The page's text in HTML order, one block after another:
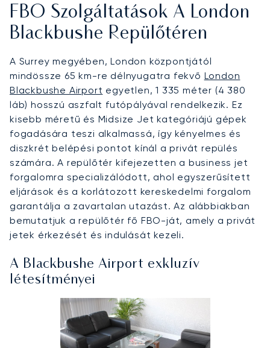
FBO Szolgáltatások A London
Blackbushe Repülőtéren
A Surrey megyében, London központjától
mindössze 65 km-re délnyugatra fekvő London
Blackbushe Airport egyetlen, 1 335 méter (4 380
láb) hosszú aszfalt futópályával rendelkezik. Ez
kisebb méretű és Midsize Jet kategóriájú gépek
fogadására teszi alkalmassá, így kényelmes és
diszkrét belépési pontot kínál a privát repülés
számára. A repülőtér kifejezetten a business jet
forgalomra specializálódott, ahol egyszerűsített
eljárások és a korlátozott kereskedelmi forgalom
garantálja a zavartalan utazást. Az alábbiakban
bemutatjuk a repülőtér fő FBO-ját, amely a privát
jetek érkezését és indulását kezeli.
A Blackbushe Airport exkluzív
létesítményei